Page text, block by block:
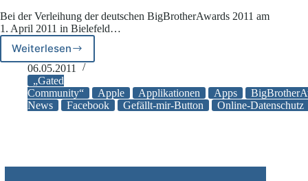
Bei der Verleihung der deutschen BigBrotherAwards 2011 am
1. April 2011 in Bielefeld…
Weiterlesen
Apple
und
Facebook
mit
dem
06.05.2011
„Gated
Community“
Apple Applikationen Apps
News
Facebook Gefällt-mir-Button Online-Datenschutz